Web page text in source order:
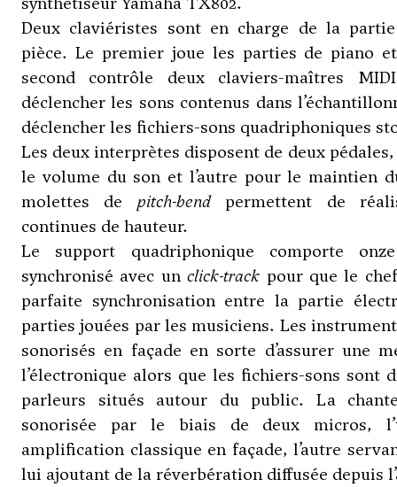
Deux claviéristes sont en charge de la
pièce. Le premier joue les parties de piano
second contrôle deux claviers-maîtres
déclencher les sons contenus dans
déclencher les fichiers-sons quadriphoniques
Les deux interprètes disposent de deux
le volume du son et l’autre pour le maintien
molettes de pitch-bendpermettent de
continues de hauteur.
Le support quadriphonique comporte
synchronisé avec unclick-track pour que le
parfaite synchronisation entre la partie
parties jouées par les musiciens. Les
sonorisés en façade en sorte d’assurer une
l’électronique alors que les fichiers-sons sont
parleurs situés autour du public. La
sonorisée par le biais de deux micros,
amplification classique en façade, l’autre
lui ajoutant de la réverbération diffusée depuis